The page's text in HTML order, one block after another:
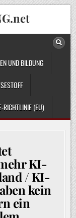
UND BILDUNG
RICHTLINIE (EU)
KI-
/ KI-
kein
ein